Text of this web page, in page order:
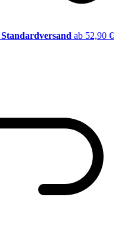
ab 52,90 €